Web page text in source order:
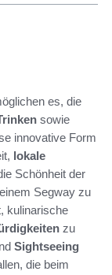
es, die
sowie
innovative Form
lokale
Schönheit der
Segway zu
kulinarische
zu
Sightseeing
die beim